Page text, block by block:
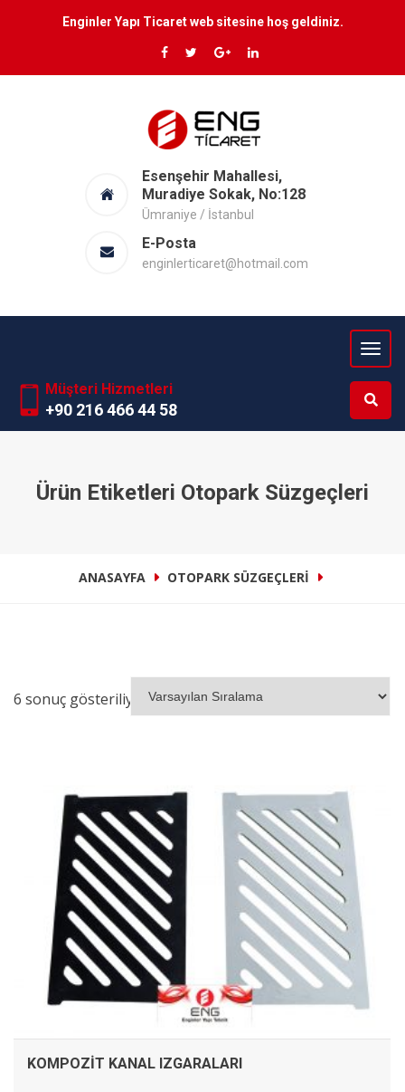
Enginler Yapı Ticaret web sitesine hoş geldiniz.
Esenşehir Mahallesi,
Muradiye Sokak, No:128
Ümraniye / İstanbul
E-Posta
enginlerticaret@hotmail.com
Müşteri Hizmetleri
+90 216 466 44 58
Ürün Etiketleri Otopark Süzgeçleri
ANASAYFA OTOPARK SÜZGEÇLERI
6 sonuç gösteriliyor
KOMPOZIT KANAL IZGARALARI